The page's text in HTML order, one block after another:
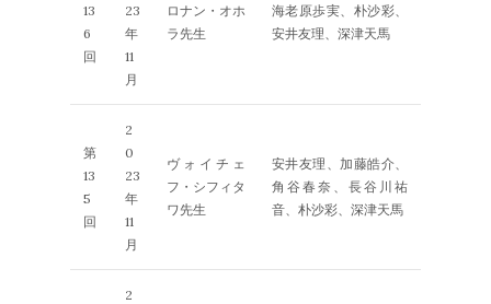
13
6
回
23
年
11
月
ロナン・オホ
ラ先生
海老原歩実、朴沙彩、
安井友理、深津天馬
第
13
5
回
2
0
23
年
11
月
ヴォイチェ
フ・シフィタ
ワ先生
安井友理、加藤皓介、
角谷春奈、長谷川祐
音、朴沙彩、深津天馬
2